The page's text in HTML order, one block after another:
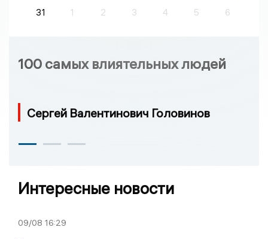
31
1 2 3 4 5 6
100 самых влиятельных людей
Сергей Валентинович Головинов
Интересные новости
09/08 16:29